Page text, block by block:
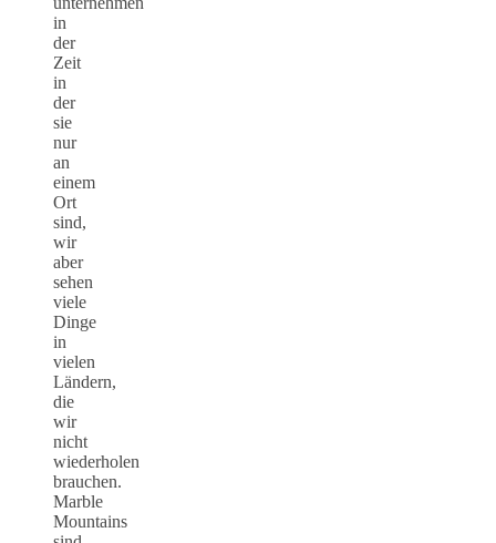
in
der
Zeit
in
der
sie
nur
an
einem
Ort
sind,
wir
aber
sehen
viele
Dinge
in
vielen
Ländern,
die
wir
nicht
wiederholen
brauchen.
Marble
Mountains